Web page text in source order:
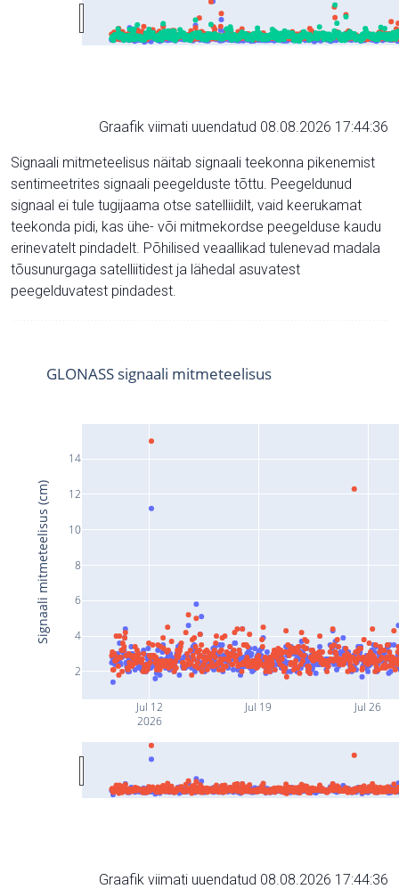
Graafik viimati uuendatud 08.08.2026 17:44:36
Signaali mitmeteelisus näitab signaali teekonna pikenemist
sentimeetrites signaali peegelduste tõttu. Peegeldunud
signaal ei tule tugijaama otse satelliidilt, vaid keerukamat
teekonda pidi, kas ühe- või mitmekordse peegelduse kaudu
erinevatelt pindadelt. Põhilised veaallikad tulenevad madala
tõusunurgaga satelliitidest ja lähedal asuvatest
peegelduvatest pindadest.
Jul 12
2026
Jul 19 Jul 26
2
4
6
8
10
12
14
GLONASS signaali mitmeteelisus
Signaali mitmeteelisus (cm)
Graafik viimati uuendatud 08.08.2026 17:44:36